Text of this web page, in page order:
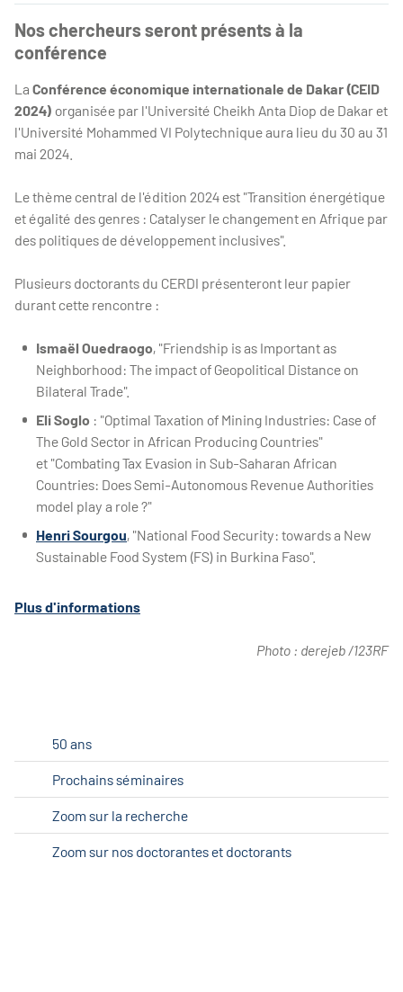
Nos chercheurs seront présents à la
conférence
La Conférence économique internationale de Dakar (CEID
2024) organisée par l'Université Cheikh Anta Diop de Dakar et
l'Université Mohammed VI Polytechnique aura lieu du 30 au 31
mai 2024.
Le thème central de l'édition 2024 est "Transition énergétique
et égalité des genres : Catalyser le changement en Afrique par
des politiques de développement inclusives".
Plusieurs doctorants du CERDI présenteront leur papier
durant cette rencontre :
Ismaël Ouedraogo, "Friendship is as Important as
Neighborhood: The impact of Geopolitical Distance on
Bilateral Trade".
Eli Soglo : "Optimal Taxation of Mining Industries: Case of
The Gold Sector in African Producing Countries"
et "Combating Tax Evasion in Sub-Saharan African
Countries: Does Semi-Autonomous Revenue Authorities
model play a role ?"
Henri Sourgou, "National Food Security: towards a New
Sustainable Food System (FS) in Burkina Faso".
Plus d'informations
Photo : derejeb /123RF
50 ans
Prochains séminaires
Zoom sur la recherche
Zoom sur nos doctorantes et doctorants